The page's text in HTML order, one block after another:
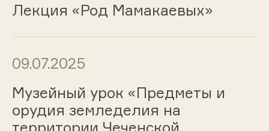
Лекция «Род Мамакаевых»
09.07.2025
Музейный урок «Предметы и
орудия земледелия на